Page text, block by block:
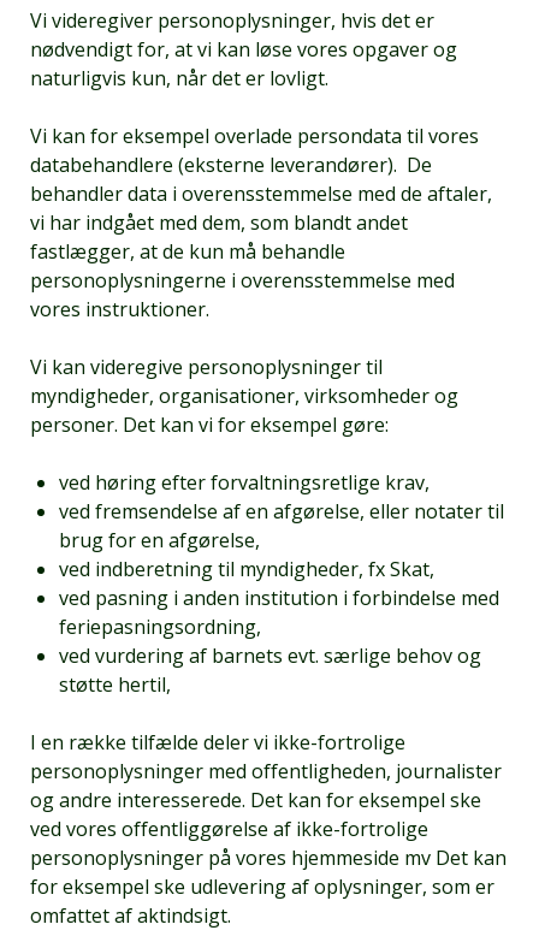
Vi videregiver personoplysninger, hvis det er
nødvendigt for, at vi kan løse vores opgaver og
naturligvis kun, når det er lovligt.
Vi kan for eksempel overlade persondata til vores
databehandlere (eksterne leverandører). De
behandler data i overensstemmelse med de aftaler,
vi har indgået med dem, som blandt andet
fastlægger, at de kun må behandle
personoplysningerne i overensstemmelse med
vores instruktioner.
Vi kan videregive personoplysninger til
myndigheder, organisationer, virksomheder og
personer. Det kan vi for eksempel gøre:
ved høring efter forvaltningsretlige krav,
ved fremsendelse af en afgørelse, eller notater til
brug for en afgørelse,
ved indberetning til myndigheder, fx Skat,
ved pasning i anden institution i forbindelse med
feriepasningsordning,
ved vurdering af barnets evt. særlige behov og
støtte hertil,
I en række tilfælde deler vi ikke-fortrolige
personoplysninger med offentligheden, journalister
og andre interesserede. Det kan for eksempel ske
ved vores offentliggørelse af ikke-fortrolige
personoplysninger på vores hjemmeside mv Det kan
for eksempel ske udlevering af oplysninger, som er
omfattet af aktindsigt.